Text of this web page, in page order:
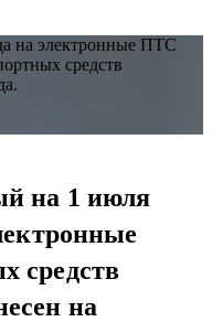
на электронные ПТС
средств
на 1 июля
средств
на